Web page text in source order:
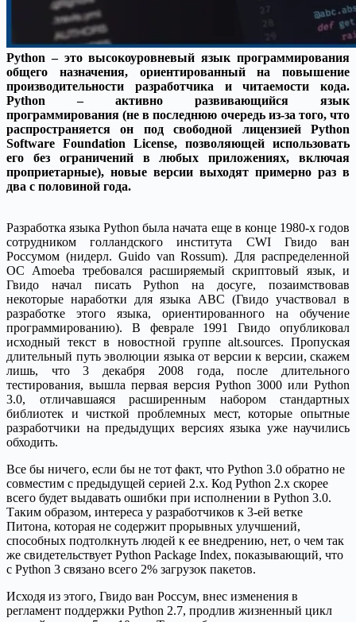
Python – это высокоуровневый язык программирования
общего назначения, ориентированный на повышение
производительности разработчика и читаемости кода.
Python – активно развивающийся язык
программирования (не в последнюю очередь из-за того, что
распространяется он под свободной лицензией Python
Software Foundation License, позволяющей использовать
его без ограничений в любых приложениях, включая
проприетарные), новые версии выходят примерно раз в
два с половиной года.
Разработка языка Python была начата еще в конце 1980-х годов
сотрудником голландского института CWI Гвидо ван
Россумом (нидерл. Guido van Rossum). Для распределенной
ОС Amoeba требовался расширяемый скриптовый язык, и
Гвидо начал писать Python на досуге, позаимствовав
некоторые наработки для языка ABC (Гвидо участвовал в
разработке этого языка, ориентированного на обучение
программированию). В феврале 1991 Гвидо опубликовал
исходный текст в новостной группе alt.sources. Пропуская
длительный путь эволюции языка от версии к версии, скажем
лишь, что 3 декабря 2008 года, после длительного
тестирования, вышла первая версия Python 3000 или Python
3.0, отличавшаяся расширенным набором стандартных
библиотек и чисткой проблемных мест, которые опытные
разработчики на предыдущих версиях языка уже научились
обходить.
Все бы ничего, если бы не тот факт, что Python 3.0 обратно не
совместим с предыдущей серией 2.x. Код Python 2.x скорее
всего будет выдавать ошибки при исполнении в Python 3.0.
Таким образом, интереса у разработчиков к 3-ей ветке
Питона, которая не содержит прорывных улучшений,
способных подтолкнуть людей к ее внедрению, нет, о чем так
же свидетельствует Python Package Index, показывающий, что
с Python 3 связано всего 2% загрузок пакетов.
Исходя из этого, Гвидо ван Россум, внес изменения в
регламент поддержки Python 2.7, продлив жизненный цикл